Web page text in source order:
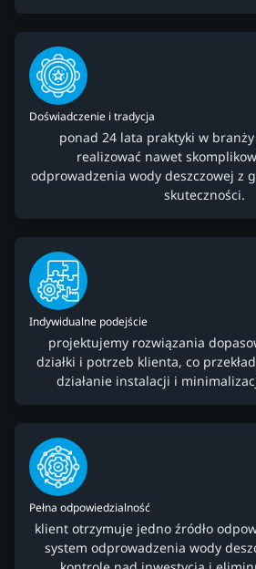
Doświadczenie i tradycja
ponad 24 lata praktyki w
realizować nawet
odprowadzenia wody deszczowej z
skuteczności.
Indywidualne podejście
projektujemy rozwiązania
działki i potrzeb klienta, co
działanie instalacji i
Pełna odpowiedzialność
klient otrzymuje jedno źródło
system odprowadzenia wody